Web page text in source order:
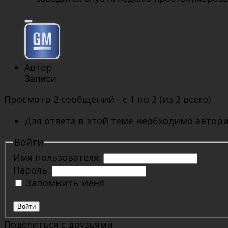
Автор
Записи
Просмотр 2 сообщений - с 1 по 2 (из 2 всего)
Для ответа в этой теме необходимо
Войти
Имя пользователя:
Пароль:
Запомнить меня
Войти
Поделиться с друзьями